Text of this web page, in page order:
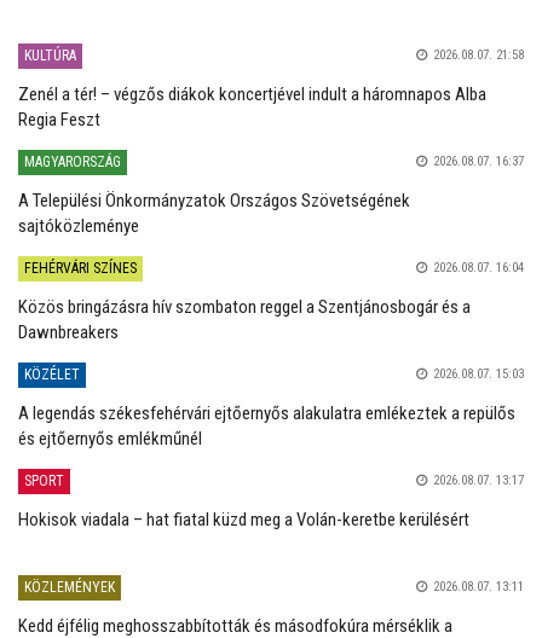
KULTÚRA 2026.08.07. 21:58
Zenél a tér! – végzős diákok koncertjével indult a háromnapos Alba
Regia Feszt
MAGYARORSZÁG 2026.08.07. 16:37
A Települési Önkormányzatok Országos Szövetségének
sajtóközleménye
FEHÉRVÁRI SZÍNES 2026.08.07. 16:04
Közös bringázásra hív szombaton reggel a Szentjánosbogár és a
Dawnbreakers
KÖZÉLET 2026.08.07. 15:03
A legendás székesfehérvári ejtőernyős alakulatra emlékeztek a repülős
és ejtőernyős emlékműnél
SPORT 2026.08.07. 13:17
Hokisok viadala – hat fiatal küzd meg a Volán-keretbe kerülésért
KÖZLEMÉNYEK 2026.08.07. 13:11
Kedd éjfélig meghosszabbították és másodfokúra mérséklik a